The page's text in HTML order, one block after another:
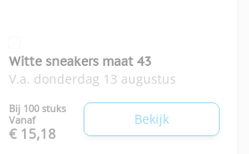
Witte sneakers maat 43
V.a. donderdag 13 augustus
Bij 100 stuks
Vanaf
€ 15,18
Bekijk